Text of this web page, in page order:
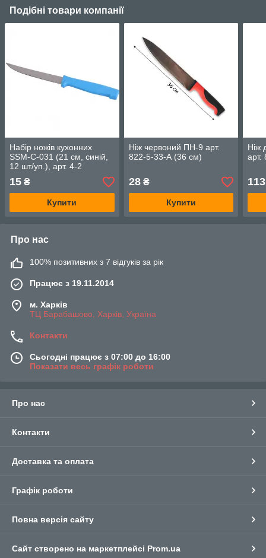
Подібні товари компанії
Набір ножів кухонних
SSM-C-031 (21 см, синій,
12 шт/уп.), арт. 4-2
15 ₴
Купити
Ніж червоний ПН-9 арт.
822-5-33-А (36 см)
28₴
Купити
Ніж
арт.
113
Про нас
100% позитивних з 7 відгуків за рік
Працює з 19.11.2014
м. Харків
ТЦ Барабашово, Харків, Україна
Контакти
Сьогодні працює з 07:00 до 16:00
Показати весь графік роботи
Про нас
Контакти
Доставка та оплата
Графік роботи
Повна версія сайту
Сайт створено на маркетплейсі Prom.ua